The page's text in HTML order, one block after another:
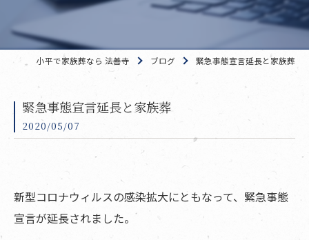
小平で家族葬なら 法善寺 ブログ 緊急事態宣言延長と家族葬
緊急事態宣言延長と家族葬
2020/05/07
新型コロナウィルスの感染拡大にともなって、緊急事態
宣言が延長されました。